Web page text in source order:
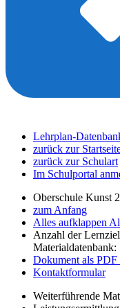
Lehrplan-
zurück zur
zurück zur Schulart
Im Schulportal
Oberschule Kunst
zum Anfang
Alles aufklappen
Anzahl der
Materialdatenbank:
Dokument als PDF
Kontaktformular
Weiterführende